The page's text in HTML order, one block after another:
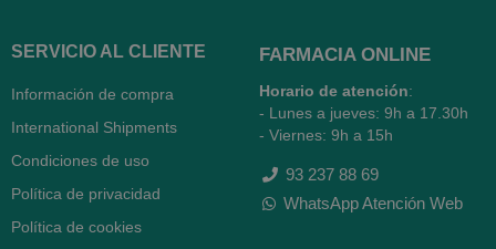
SERVICIO AL CLIENTE
Información de compra
International Shipments
Condiciones de uso
Política de privacidad
Política de cookies
FARMACIA ONLINE
Horario de atención:
- Lunes a jueves: 9h a 17.30h
- Viernes: 9h a 15h
93 237 88 69
WhatsApp Atención Web